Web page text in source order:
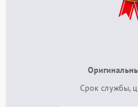
Срок службы,